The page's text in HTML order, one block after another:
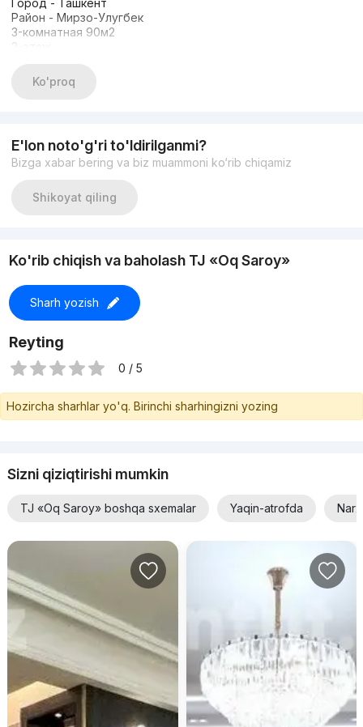
Город - Ташкент
Район - Мирзо-Улугбек
3-комнатная 90м2
2-этаж
есть предоплата и депозит
Услуги 5️⃣0️⃣ % с первого месяца от стоимости квартиры
Ko'proq
E'lon noto'g'ri to'ldirilganmi?
Bizga xabar bering va biz muammoni ko‘rib chiqamiz
Shikoyat qiling
Ko'rib chiqish va baholash TJ «Oq Saroy»
Sharh yozish
Reyting
0 / 5
Hozircha sharhlar yo'q. Birinchi sharhingizni yozing
Sizni qiziqtirishi mumkin
TJ «Oq Saroy» boshqa sxemalar Yaqin-atrofda